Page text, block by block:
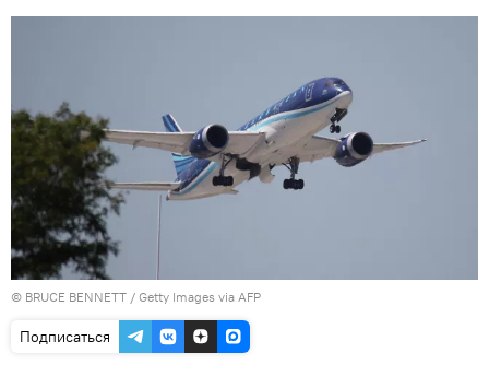
© BRUCE BENNETT / Getty Images via AFP
Подписаться